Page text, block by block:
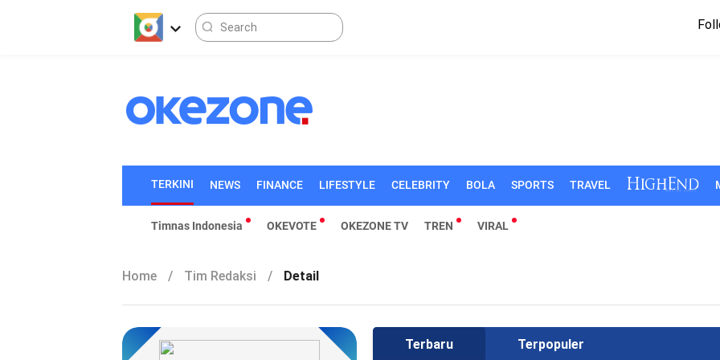
TERKINI NEWS FINANCE LIFESTYLE CELEBRITY BOLA SPORTS TRAVEL
Timnas Indonesia OKEVOTE OKEZONE TV TREN VIRAL
Home / Tim Redaksi / Detail
Terbaru Terpopuler